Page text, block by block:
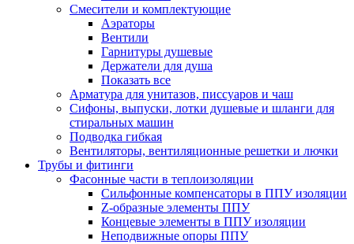
Смесители и комплектующие
Аэраторы
Вентили
Гарнитуры душевые
Держатели для душа
Показать все
Арматура для унитазов, писсуаров и чаш
Сифоны, выпуски, лотки душевые и шланги для
стиральных машин
Подводка гибкая
Вентиляторы, вентиляционные решетки и лючки
Трубы и фитинги
Фасонные части в теплоизоляции
Cильфонные компенсаторы в ППУ изоляции
Z-образные элементы ППУ
Концевые элементы в ППУ изоляции
Неподвижные опоры ППУ